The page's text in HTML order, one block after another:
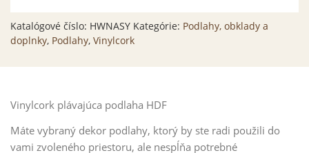
Katalógové číslo: HWNASY Kategórie: Podlahy, obklady a
doplnky, Podlahy, Vinylcork
Vinylcork plávajúca podlaha HDF
Máte vybraný dekor podlahy, ktorý by ste radi použili do
vami zvoleného priestoru, ale nespĺňa potrebné